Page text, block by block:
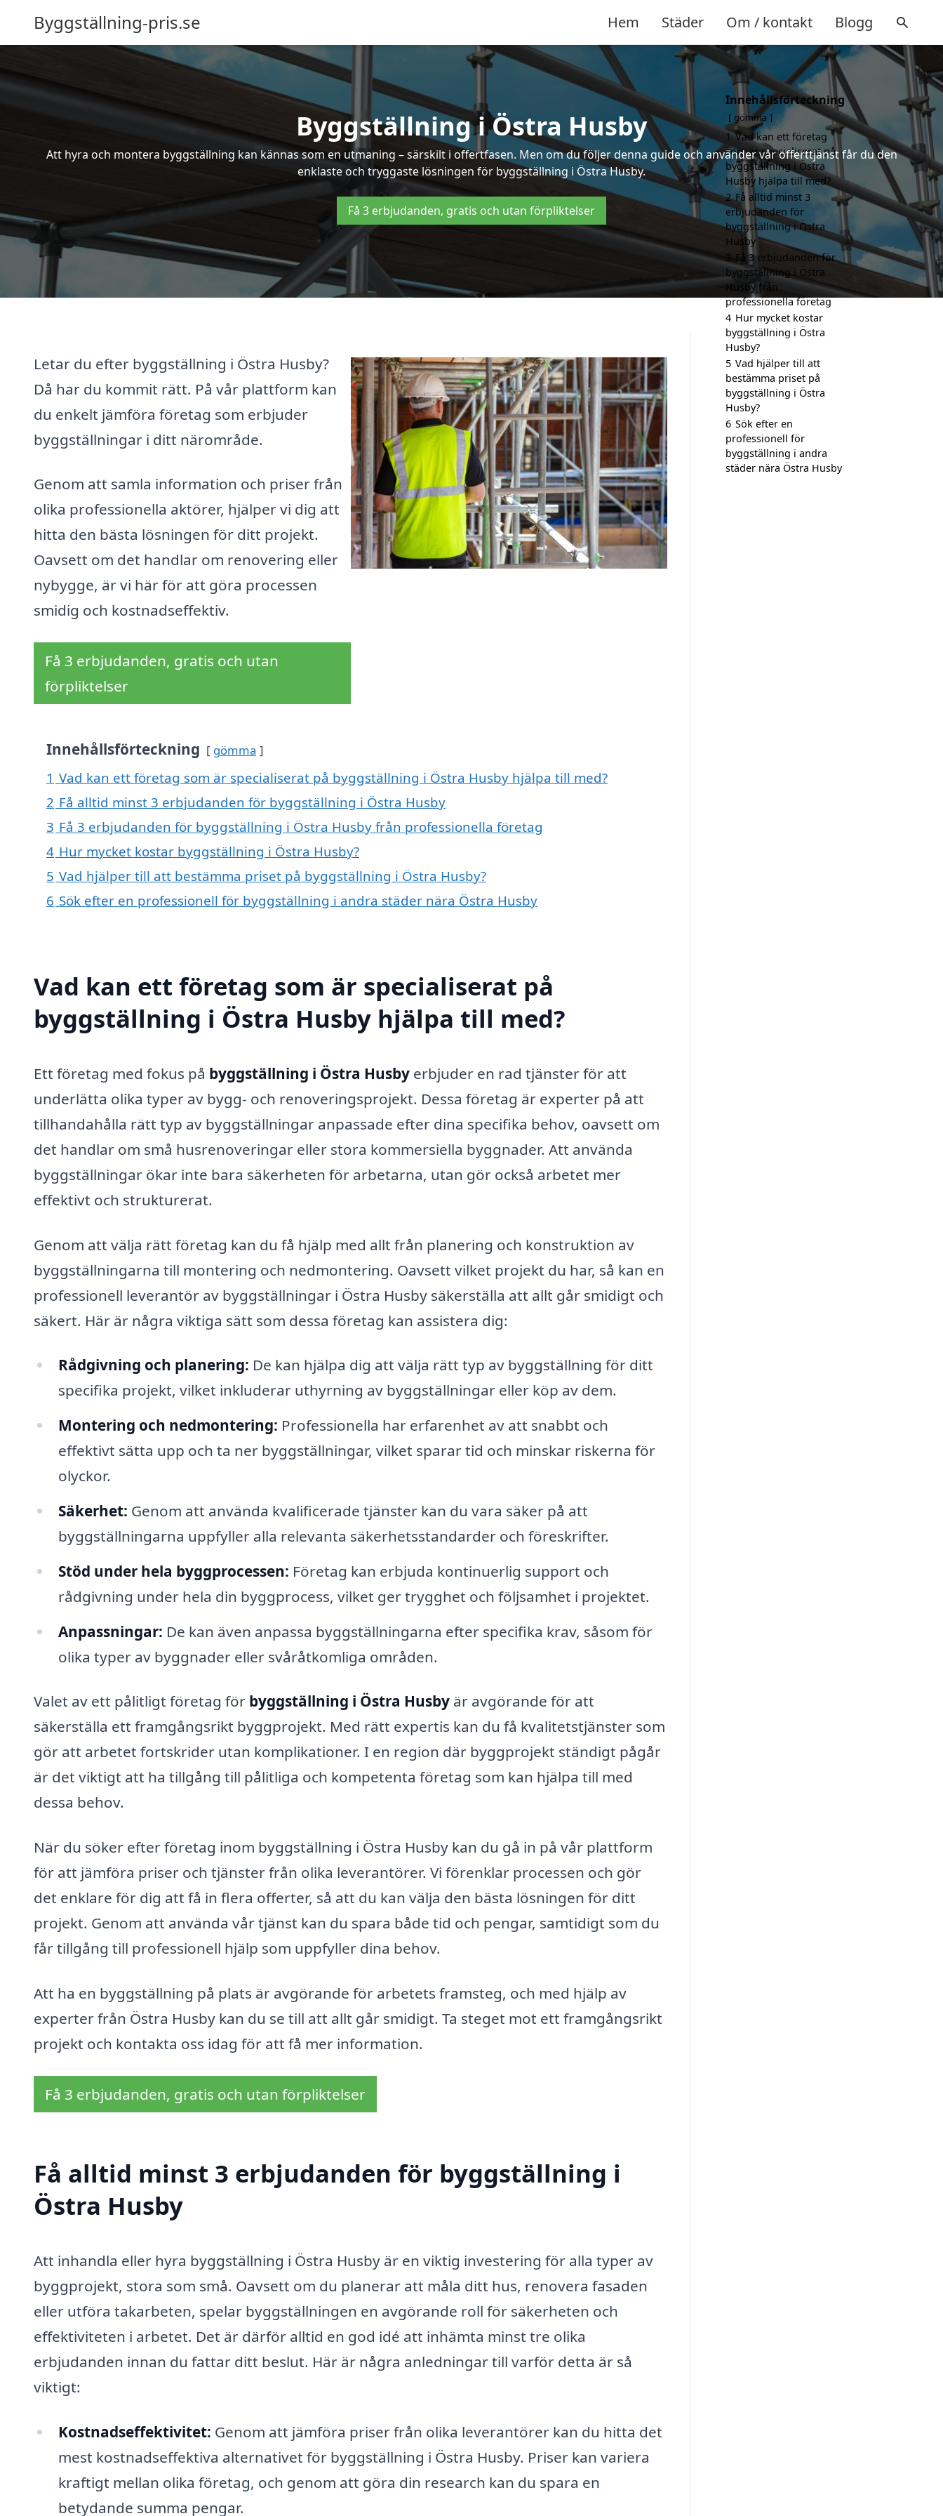
Byggställning-pris.se Hem Städer Om / kontakt Blogg
Byggställning i Östra Husby
Att hyra och montera byggställning kan kännas som en utmaning – särskilt i offertfasen. Men om du följer denna guide och använder vår offerttjänst får du den
enklaste och tryggaste lösningen för byggställning i Östra Husby.
Få 3 erbjudanden, gratis och utan förpliktelser
Letar du efter byggställning i Östra Husby?
Då har du kommit rätt. På vår plattform kan
du enkelt jämföra företag som erbjuder
byggställningar i ditt närområde.
Genom att samla information och priser från
olika professionella aktörer, hjälper vi dig att
hitta den bästa lösningen för ditt projekt.
Oavsett om det handlar om renovering eller
nybygge, är vi här för att göra processen
smidig och kostnadseffektiv.
Få 3 erbjudanden, gratis och utan
förpliktelser
Innehållsförteckning gömma
1 Vad kan ett företag som är specialiserat på byggställning i Östra Husby hjälpa till med?
2 Få alltid minst 3 erbjudanden för byggställning i Östra Husby
3 Få 3 erbjudanden för byggställning i Östra Husby från professionella företag
4 Hur mycket kostar byggställning i Östra Husby?
5 Vad hjälper till att bestämma priset på byggställning i Östra Husby?
6 Sök efter en professionell för byggställning i andra städer nära Östra Husby
Vad kan ett företag som är specialiserat på
byggställning i Östra Husby hjälpa till med?
Ett företag med fokus på byggställning i Östra Husby erbjuder en rad tjänster för att
underlätta olika typer av bygg- och renoveringsprojekt. Dessa företag är experter på att
tillhandahålla rätt typ av byggställningar anpassade efter dina specifika behov, oavsett om
det handlar om små husrenoveringar eller stora kommersiella byggnader. Att använda
byggställningar ökar inte bara säkerheten för arbetarna, utan gör också arbetet mer
effektivt och strukturerat.
Genom att välja rätt företag kan du få hjälp med allt från planering och konstruktion av
byggställningarna till montering och nedmontering. Oavsett vilket projekt du har, så kan en
professionell leverantör av byggställningar i Östra Husby säkerställa att allt går smidigt och
säkert. Här är några viktiga sätt som dessa företag kan assistera dig:
Rådgivning och planering: De kan hjälpa dig att välja rätt typ av byggställning för ditt
specifika projekt, vilket inkluderar uthyrning av byggställningar eller köp av dem.
Montering och nedmontering: Professionella har erfarenhet av att snabbt och
effektivt sätta upp och ta ner byggställningar, vilket sparar tid och minskar riskerna för
olyckor.
Säkerhet: Genom att använda kvalificerade tjänster kan du vara säker på att
byggställningarna uppfyller alla relevanta säkerhetsstandarder och föreskrifter.
Stöd under hela byggprocessen: Företag kan erbjuda kontinuerlig support och
rådgivning under hela din byggprocess, vilket ger trygghet och följsamhet i projektet.
Anpassningar: De kan även anpassa byggställningarna efter specifika krav, såsom för
olika typer av byggnader eller svåråtkomliga områden.
Valet av ett pålitligt företag för byggställning i Östra Husby är avgörande för att
säkerställa ett framgångsrikt byggprojekt. Med rätt expertis kan du få kvalitetstjänster som
gör att arbetet fortskrider utan komplikationer. I en region där byggprojekt ständigt pågår
är det viktigt att ha tillgång till pålitliga och kompetenta företag som kan hjälpa till med
dessa behov.
När du söker efter företag inom byggställning i Östra Husby kan du gå in på vår plattform
för att jämföra priser och tjänster från olika leverantörer. Vi förenklar processen och gör
det enklare för dig att få in flera offerter, så att du kan välja den bästa lösningen för ditt
projekt. Genom att använda vår tjänst kan du spara både tid och pengar, samtidigt som du
får tillgång till professionell hjälp som uppfyller dina behov.
Att ha en byggställning på plats är avgörande för arbetets framsteg, och med hjälp av
experter från Östra Husby kan du se till att allt går smidigt. Ta steget mot ett framgångsrikt
projekt och kontakta oss idag för att få mer information.
Få 3 erbjudanden, gratis och utan förpliktelser
Få alltid minst 3 erbjudanden för byggställning i
Östra Husby
Att inhandla eller hyra byggställning i Östra Husby är en viktig investering för alla typer av
byggprojekt, stora som små. Oavsett om du planerar att måla ditt hus, renovera fasaden
eller utföra takarbeten, spelar byggställningen en avgörande roll för säkerheten och
effektiviteten i arbetet. Det är därför alltid en god idé att inhämta minst tre olika
erbjudanden innan du fattar ditt beslut. Här är några anledningar till varför detta är så
viktigt:
Kostnadseffektivitet: Genom att jämföra priser från olika leverantörer kan du hitta det
mest kostnadseffektiva alternativet för byggställning i Östra Husby. Priser kan variera
kraftigt mellan olika företag, och genom att göra din research kan du spara en
betydande summa pengar.
Innehållsförteckning
gömma
1 Vad kan ett företag
som är specialiserat på
byggställning i Östra
Husby hjälpa till med?
2 Få alltid minst 3
erbjudanden för
byggställning i Östra
Husby
3 Få 3 erbjudanden för
byggställning i Östra
Husby från
professionella företag
4 Hur mycket kostar
byggställning i Östra
Husby?
5 Vad hjälper till att
bestämma priset på
byggställning i Östra
Husby?
6 Sök efter en
professionell för
byggställning i andra
städer nära Östra Husby